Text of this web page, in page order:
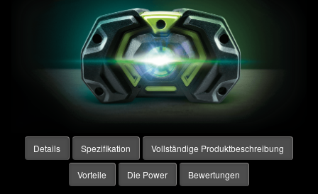
Details Spezifikation Vollständige Produktbeschreibung
Vorteile Die Power Bewertungen